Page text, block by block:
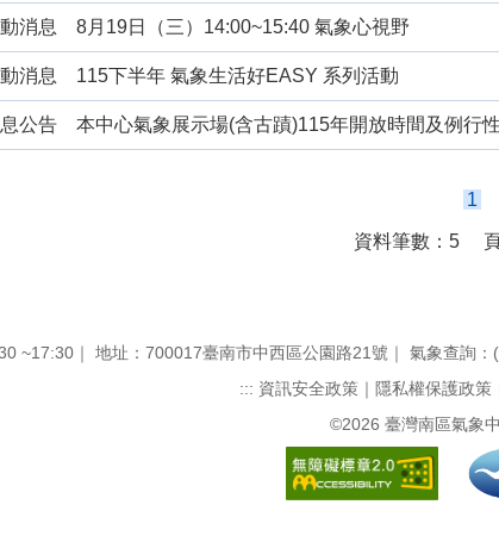
消息 8月19日（三）14:00~15:40 氣象心視野
消息 115下半年 氣象生活好EASY 系列活動
公告 本中心氣象展示場(含古蹟)115年開放時間及例行
1
資料筆數：5
~17:30｜ 地址：700017臺南市中西區公園路21號｜ 氣象查詢
::: 資訊安全政策 ｜ 隱私權保護政策
©2026 臺灣南區氣象